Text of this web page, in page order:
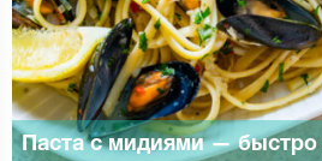
Паста с мидиями — быстро